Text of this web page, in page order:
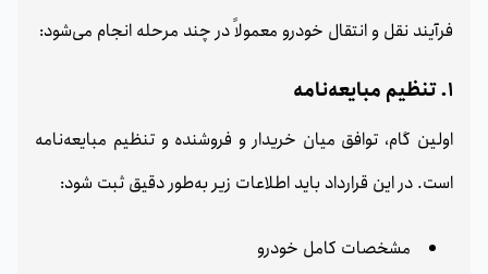
فرآیند نقل و انتقال خودرو معمولاً در چند مرحله انجام می‌شود:
1. تنظیم مبایعه‌نامه
اولین گام، توافق میان خریدار و فروشنده و تنظیم مبایعه‌نامه
است. در این قرارداد باید اطلاعات زیر به‌طور دقیق ثبت شود:
مشخصات کامل خودرو